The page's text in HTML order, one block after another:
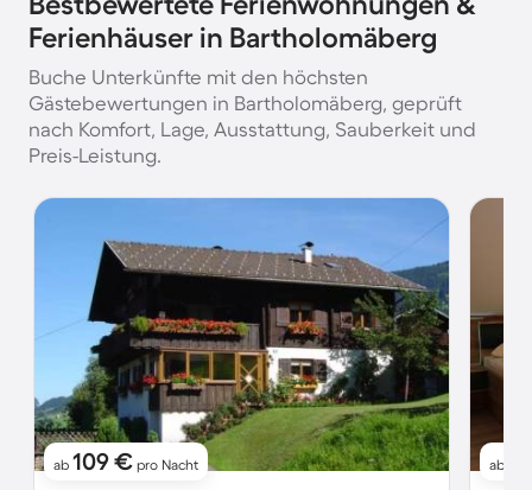
Ferienhäuser in Bartholomäberg
Buche Unterkünfte mit den höchsten
Gästebewertungen in Bartholomäberg, geprüft
nach Komfort, Lage, Ausstattung, Sauberkeit und
Preis-Leistung.
ab 109 € pro Nacht ab